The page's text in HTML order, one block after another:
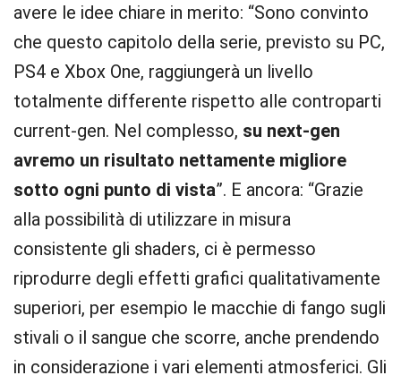
avere le idee chiare in merito: “Sono convinto
che questo capitolo della serie, previsto su PC,
PS4 e Xbox One, raggiungerà un livello
totalmente differente rispetto alle controparti
current-gen. Nel complesso, su next-gen
avremo un risultato nettamente migliore
sotto ogni punto di vista”. E ancora: “Grazie
alla possibilità di utilizzare in misura
consistente gli shaders, ci è permesso
riprodurre degli effetti grafici qualitativamente
superiori, per esempio le macchie di fango sugli
stivali o il sangue che scorre, anche prendendo
in considerazione i vari elementi atmosferici. Gli